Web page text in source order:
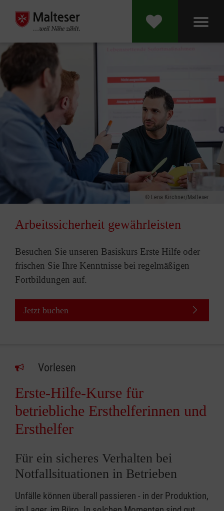
Lena Kirchner/Malteser
Arbeitssicherheit gewährleisten
Besuchen Sie unseren Basiskurs Erste Hilfe oder
frischen Sie Ihre Kenntnisse bei regelmäßigen
Fortbildungen auf.
Jetzt buchen
Vorlesen
Erste-Hilfe-Kurse für
betriebliche Ersthelferinnen und
Ersthelfer
Für ein sicheres Verhalten bei
Notfallsituationen in Betrieben
Unfälle können überall passieren - in der Produktion,